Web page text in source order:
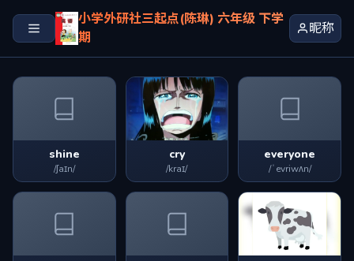
小学外研社三起点(陈琳) 六年级 下学
期
昵称
shine
/ʃaɪn/
cry
/kraɪ/
everyone
/ˈevriwʌn/